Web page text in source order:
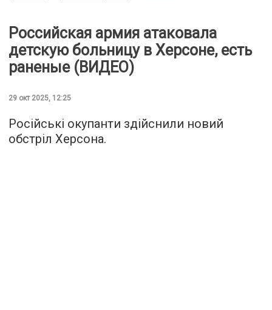
Российская армия атаковала
детскую больницу в Херсоне, есть
раненые (ВИДЕО)
29 окт 2025, 12:25
Російські окупанти здійснили новий
обстріл Херсона.